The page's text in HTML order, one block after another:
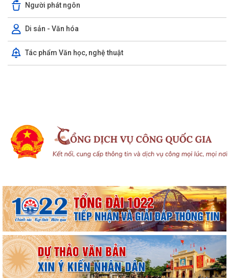
Người phát ngôn
Di sản - Văn hóa
Tác phẩm Văn học, nghệ thuật
Hội đồng xác nhận người có công và Hội đồng Chính sách xã Nguyễn
Lương Bằng họp xét duyệt hồ sơ đề...